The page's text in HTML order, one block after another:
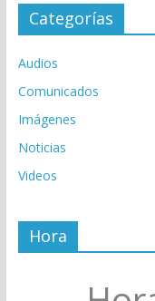
Categorías
Audios
Comunicados
Imágenes
Noticias
Videos
Hora